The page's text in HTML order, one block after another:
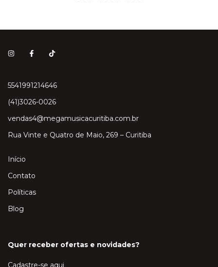
5541991214646
(41)3026-0026
vendas4@megamusicacuritiba.com.br
Rua Vinte e Quatro de Maio, 269 – Curitiba
Início
Contato
Políticas
Blog
Quer receber ofertas e novidades?
Cadastre-se aqui